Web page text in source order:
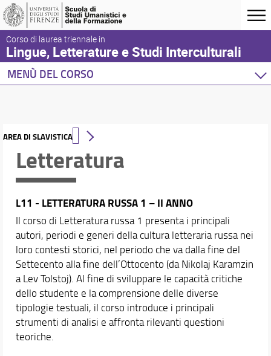
Corso di laurea triennale in
Lingue, Letterature e Studi Interculturali
MENÙ DEL CORSO
Didattica
Orientamento
Docenti
Orario e calendari
AREA DI SLAVISTICA
Letteratura
L11 - LETTERATURA RUSSA 1 – II ANNO
Il corso di Letteratura russa 1 presenta i principali
autori, periodi e generi della cultura letteraria russa nei
loro contesti storici, nel periodo che va dalla fine del
Settecento alla fine dell’Ottocento (da Nikolaj Karamzin
a Lev Tolstoj). Al fine di sviluppare le capacità critiche
dello studente e la comprensione delle diverse
tipologie testuali, il corso introduce i principali
strumenti di analisi e affronta rilevanti questioni
teoriche.